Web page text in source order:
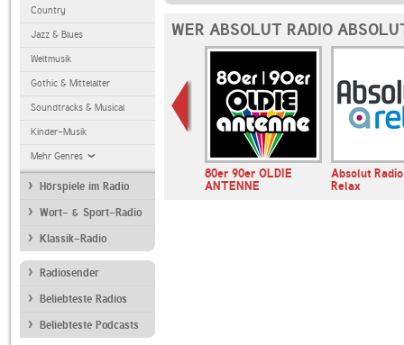
Country
Jazz & Blues
Weltmusik
Gothic & Mittelalter
Soundtracks & Musical
Kinder-Musik
Mehr Genres
Hörspiele im Radio
Wort- & Sport-Radio
Klassik-Radio
Radiosender
Beliebteste Radios
Beliebteste Podcasts
WER ABSOLUT RADIO
HITRADIO RTL Oldies
80er 90er OLDIE
ANTENNE
Absolut
Relax